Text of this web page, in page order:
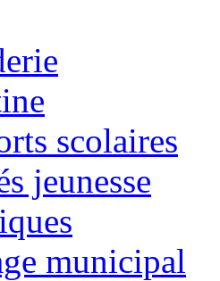
scolaires
jeunesse
municipal